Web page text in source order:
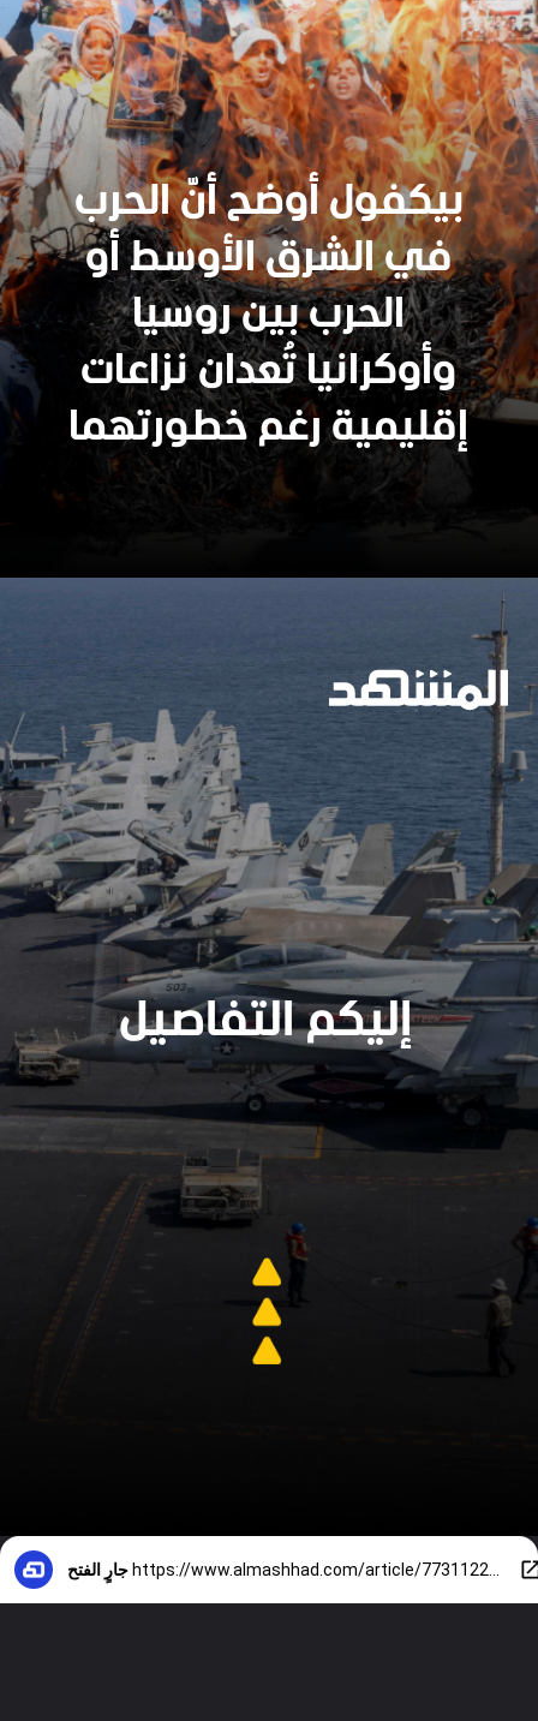
بيكفول أوضح أنّ الحرب
في الشرق الأوسط أو
الحرب بين روسيا
وأوكرانيا تُعدان نزاعات
إقليمية رغم خطورتهما
سنجدهــم كلهـم
وسيعاقبون جميعا
إليكم التفاصيل
جارٍ الفتح